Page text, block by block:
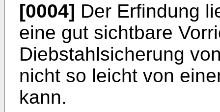
[0004] Der Erfindung
eine gut sichtbare
Diebstahlsicherung
nicht so leicht von
kann.